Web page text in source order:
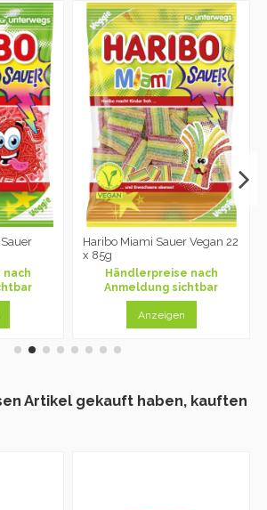
nach
Haribo Miami Sauer Vegan 22
x 85g
Händlerpreise nach
Anmeldung sichtbar
Anzeigen
Artikel gekauft haben, kauften